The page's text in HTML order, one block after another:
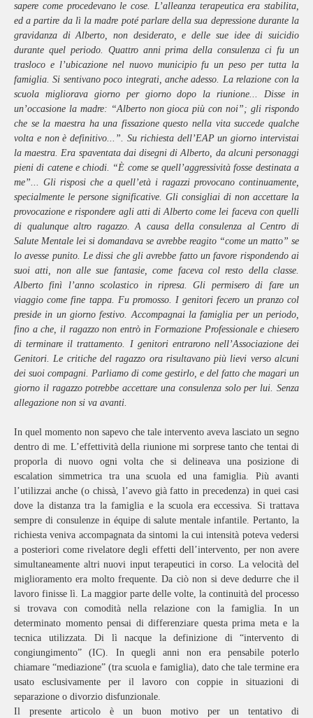
sapere come procedevano le cose. L’alleanza terapeutica era stabilita,
ed a partire da lì la madre poté parlare della sua depressione durante la
gravidanza di Alberto, non desiderato, e delle sue idee di suicidio
durante quel periodo. Quattro anni prima della consulenza ci fu un
trasloco e l’ubicazione nel nuovo municipio fu un peso per tutta la
famiglia. Si sentivano poco integrati, anche adesso. La relazione con la
scuola migliorava giorno per giorno dopo la riunione... Disse in
un’occasione la madre: “Alberto non gioca più con noi”; gli rispondo
che se la maestra ha una fissazione questo nella vita succede qualche
volta e non è definitivo...”. Su richiesta dell’EAP un giorno intervistai
la maestra. Era spaventata dai disegni di Alberto, da alcuni personaggi
pieni di catene e chiodi. “È come se quell’aggressività fosse destinata a
me”... Gli risposi che a quell’età i ragazzi provocano continuamente,
specialmente le persone significative. Gli consigliai di non accettare la
provocazione e rispondere agli atti di Alberto come lei faceva con quelli
di qualunque altro ragazzo. A causa della consulenza al Centro di
Salute Mentale lei si domandava se avrebbe reagito “come un matto” se
lo avesse punito. Le dissi che gli avrebbe fatto un favore rispondendo ai
suoi atti, non alle sue fantasie, come faceva col resto della classe.
Alberto finì l’anno scolastico in ripresa. Gli permisero di fare un
viaggio come fine tappa. Fu promosso. I genitori fecero un pranzo col
preside in un giorno festivo. Accompagnai la famiglia per un periodo,
fino a che, il ragazzo non entrò in Formazione Professionale e chiesero
di terminare il trattamento. I genitori entrarono nell’Associazione dei
Genitori. Le critiche del ragazzo ora risultavano più lievi verso alcuni
dei suoi compagni. Parliamo di come gestirlo, e del fatto che magari un
giorno il ragazzo potrebbe accettare una consulenza solo per lui. Senza
allegazione non si va avanti.
In quel momento non sapevo che tale intervento aveva lasciato un segno
dentro di me. L’effettività della riunione mi sorprese tanto che tentai di
proporla di nuovo ogni volta che si delineava una posizione di
escalation simmetrica tra una scuola ed una famiglia. Più avanti
l’utilizzai anche (o chissà, l’avevo già fatto in precedenza) in quei casi
dove la distanza tra la famiglia e la scuola era eccessiva. Si trattava
sempre di consulenze in équipe di salute mentale infantile. Pertanto, la
richiesta veniva accompagnata da sintomi la cui intensità poteva vedersi
a posteriori come rivelatore degli effetti dell’intervento, per non avere
simultaneamente altri nuovi input terapeutici in corso. La velocità del
miglioramento era molto frequente. Da ciò non si deve dedurre che il
lavoro finisse lì. La maggior parte delle volte, la continuità del processo
si trovava con comodità nella relazione con la famiglia. In un
determinato momento pensai di differenziare questa prima meta e la
tecnica utilizzata. Di lì nacque la definizione di “intervento di
congiungimento” (IC). In quegli anni non era pensabile poterlo
chiamare “mediazione” (tra scuola e famiglia), dato che tale termine era
usato esclusivamente per il lavoro con coppie in situazioni di
separazione o divorzio disfunzionale.
Il presente articolo è un buon motivo per un tentativo di